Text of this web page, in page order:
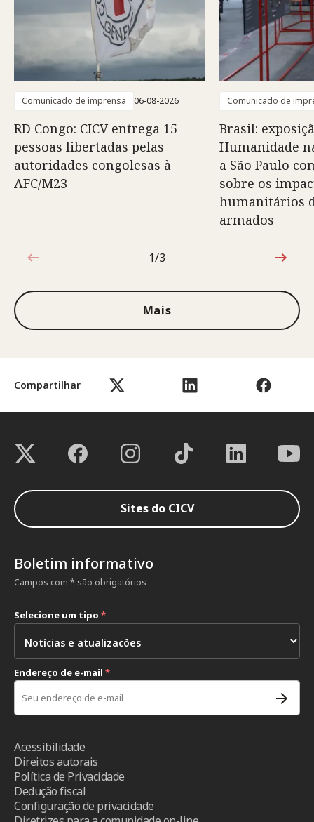
Compartilhar
Comunicado de imprensa 06-08-2026
RD Congo: CICV entrega 15
pessoas libertadas pelas
autoridades congolesas à
AFC/M23
Comunicado de
Brasil:
Humanidade
a São Paulo
sobre os
humanitários
armados
1 de 3
1/3
Mais
Sites do CICV
Boletim informativo
Campos com * são obrigatórios
Selecione um tipo *
Endereço de e-mail *
Acessibilidade
Direitos autorais
Política de Privacidade
Dedução fiscal
Configuração de privacidade